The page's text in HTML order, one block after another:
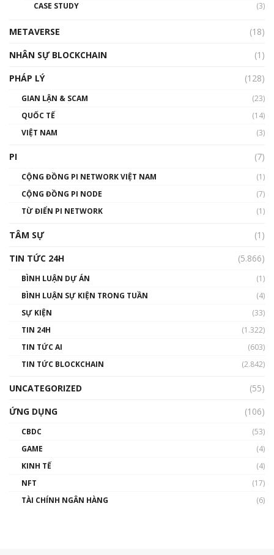
01:32:59
gió ấm
Talkshow 14: MemeCoin – Trò đùa tỷ đô
01:29:26
CASE STUDY
(3)
METAVERSE
(18)
NHÂN SỰ BLOCKCHAIN
(1)
PHÁP LÝ
(128)
GIAN LẬN & SCAM
(23)
QUỐC TẾ
(14)
VIỆT NAM
(3)
PI (7)
CỘNG ĐỒNG PI NETWORK VIỆT NAM
(1)
CỘNG ĐỒNG PI NODE
(7)
TỪ ĐIỂN PI NETWORK
(1)
TÂM SỰ
(1)
TIN TỨC 24H
(5.866)
BÌNH LUẬN DỰ ÁN
(1)
BÌNH LUẬN SỰ KIỆN TRONG TUẦN
(4)
SỰ KIỆN
(33)
TIN 24H
(1.322)
TIN TỨC AI
(603)
TIN TỨC BLOCKCHAIN
(2.842)
UNCATEGORIZED
(55)
ỨNG DỤNG
(106)
CBDC
(53)
GAME
(4)
KINH TẾ
(4)
NFT
(17)
TÀI CHÍNH NGÂN HÀNG
(6)